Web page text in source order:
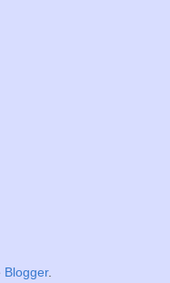
Blogger.